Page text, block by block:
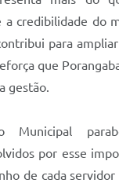
a credibilidade do
para
que
gestão.
Municipal
por esse
de cada